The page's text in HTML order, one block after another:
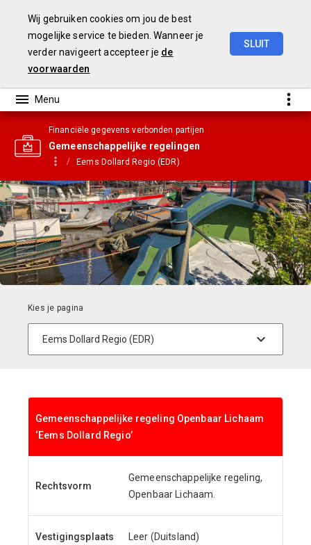
Financiële gegevens verbonden partijen
Gemeenschappelijke regelingen
Eems Dollard Regio (EDR)
Gemeenschappelijke regeling Openbaar Lichaam
‘Eems Dollard Regio’
Rechtsvorm
Gemeenschappelijke regeling,
Openbaar Lichaam.
Vestigingsplaats Leer (Duitsland)
Wij gebruiken cookies om jou de best
mogelijke service te bieden. Wanneer je
verder navigeert accepteer je de
voorwaarden
SLUIT